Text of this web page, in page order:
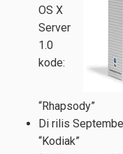
OS X
Server
1.0
kode:
“Rhapsody”
Di rilis
“Kodiak”